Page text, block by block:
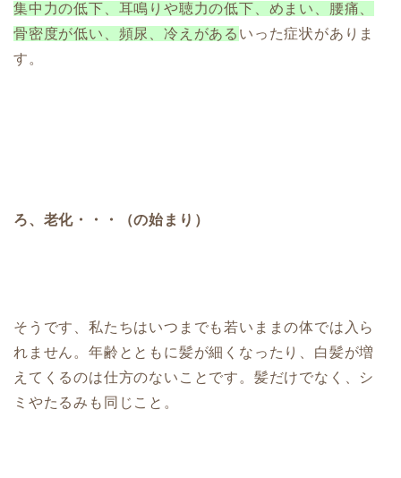
集中力の低下、耳鳴りや聴力の低下、めまい、腰痛、
骨密度が低い、頻尿、冷えがある いった症状がありま
す。
ろ、老化・・・（の始まり）
そうです、私たちはいつまでも若いままの体では入ら
れません。年齢とともに髪が細くなったり、白髪が増
えてくるのは仕方のないことです。髪だけでなく、シ
ミやたるみも同じこと。